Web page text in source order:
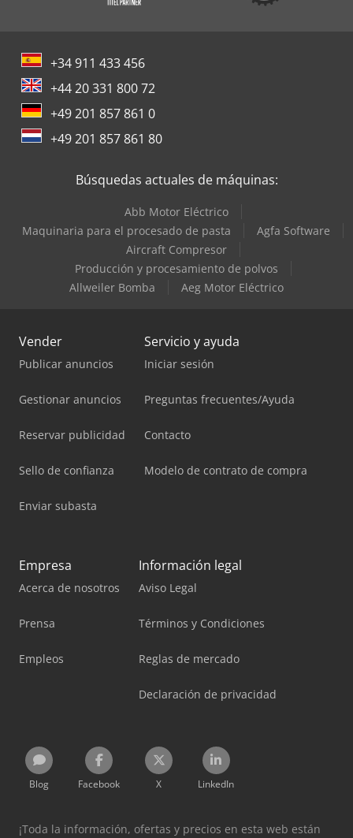
+34 911 433 456
+44 20 331 800 72
+49 201 857 861 0
+49 201 857 861 80
Búsquedas actuales de máquinas:
Abb Motor Eléctrico
Maquinaria para el procesado de pasta
Agfa Software
Aircraft Compresor
Producción y procesamiento de polvos
Allweiler Bomba
Aeg Motor Eléctrico
Vender
Publicar anuncios
Gestionar anuncios
Reservar publicidad
Sello de confianza
Enviar subasta
Servicio y ayuda
Iniciar sesión
Preguntas frecuentes/Ayuda
Contacto
Modelo de contrato de compra
Empresa
Acerca de nosotros
Prensa
Empleos
Información legal
Aviso Legal
Términos y Condiciones
Reglas de mercado
Declaración de privacidad
Blog Facebook X LinkedIn
¡Toda la información, ofertas y precios en esta web están